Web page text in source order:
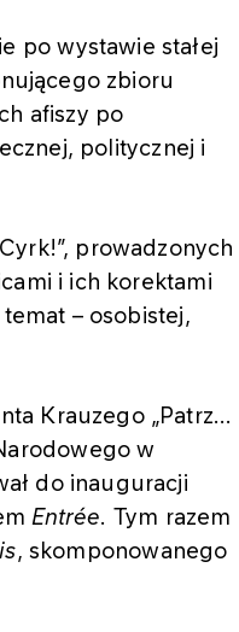
po wystawie stałej
zbioru
afiszy po
politycznej i
prowadzonych
i ich korektami
– osobistej,
Krauzego „Patrz...
w
do inauguracji
Entrée. Tym razem
, skomponowanego